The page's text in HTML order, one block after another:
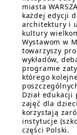
miasta
każdej edycji
architektury i
kultury
Wystawom w
towarzyszy
wykładów,
programie
którego
Dział
zajęć dla
korzystają
instytucje
części Polski.